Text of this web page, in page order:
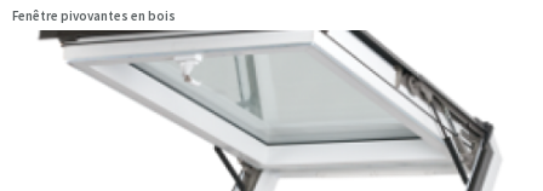
Fenêtre pivovantes en bois